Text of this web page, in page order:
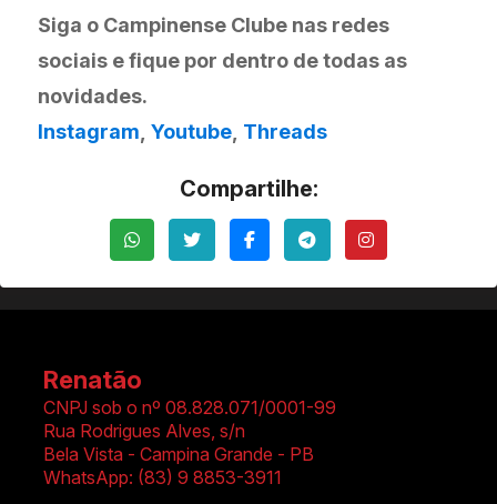
Siga o Campinense Clube nas redes
sociais e fique por dentro de todas as
novidades.
Instagram Youtube Threads
Compartilhe:
Renatão
CNPJ sob o nº 08.828.071/0001-99
Rua Rodrigues Alves, s/n
Bela Vista - Campina Grande - PB
WhatsApp: (83) 9 8853-3911